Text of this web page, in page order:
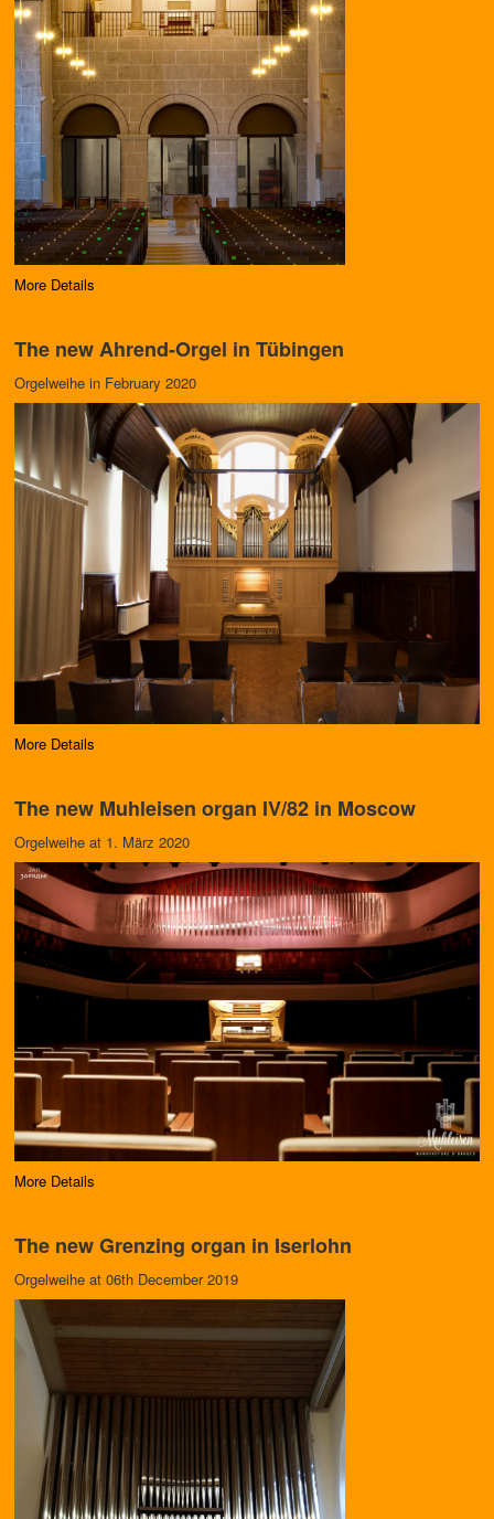
More Details
The new Ahrend-Orgel in Tübingen
Orgelweihe in February 2020
More Details
The new Muhleisen organ IV/82 in Moscow
Orgelweihe at 1. März 2020
More Details
The new Grenzing organ in Iserlohn
Orgelweihe at 06th December 2019